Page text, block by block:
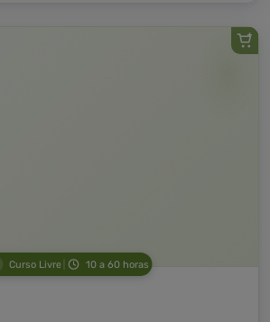
Curso Livre 10 a 60 horas